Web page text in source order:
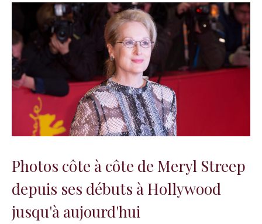
Photos côte à côte de Meryl Streep
depuis ses débuts à Hollywood
jusqu'à aujourd'hui